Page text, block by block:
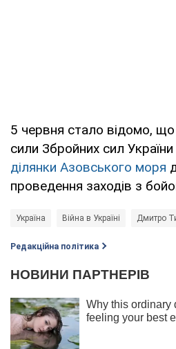
5 червня стало відомо, що
сили Збройних сил України
ділянки Азовського моря
проведення заходів з
Україна Війна в Україні Дмитро
Редакційна політика